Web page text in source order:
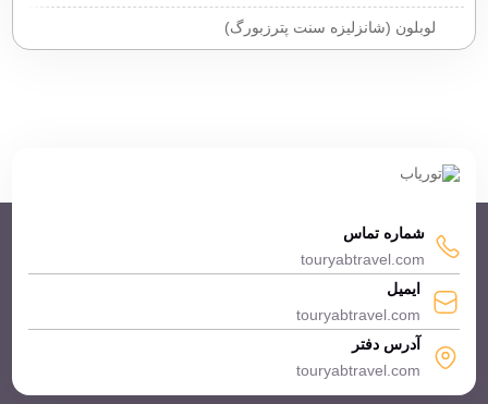
لوبلون (شانزلیزه سنت پترزبورگ)
شماره تماس
touryabtravel.com
ایمیل
touryabtravel.com
آدرس دفتر
touryabtravel.com